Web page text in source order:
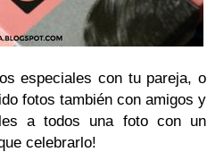
especiales con tu pareja, o
fotos también con amigos y
a todos una foto con un
celebrarlo!